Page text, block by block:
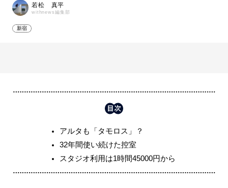
若松 真平
withnews編集部
新宿
アルタも「タモロス」？
32年間使い続けた控室
スタジオ利用は1時間45000円から